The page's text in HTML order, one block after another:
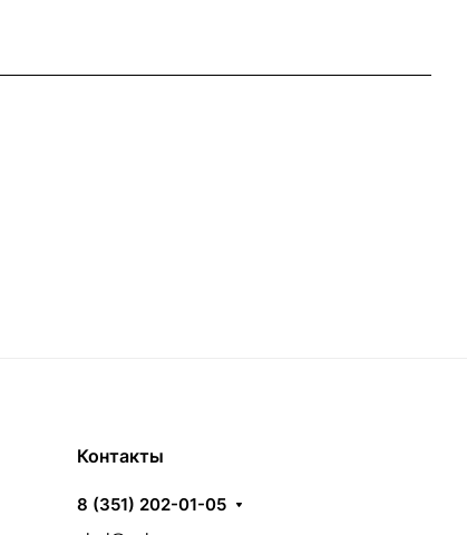
Контакты
8 (351) 202-01-05